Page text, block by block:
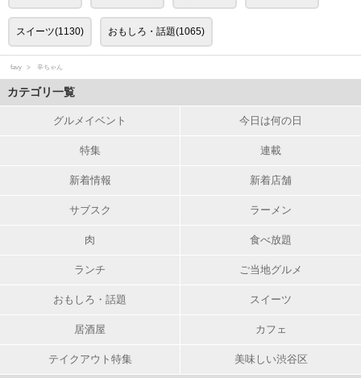
スイーツ(1130) おもしろ・話題(1065)
favy 辛ちゃん
カテゴリ一覧
グルメイベント 今日は何の日
特集 連載
新着情報 新着店舗
サブスク ラーメン
肉 食べ放題
ランチ ご当地グルメ
おもしろ・話題 スイーツ
居酒屋 カフェ
テイクアウト特集 美味しい渋谷区